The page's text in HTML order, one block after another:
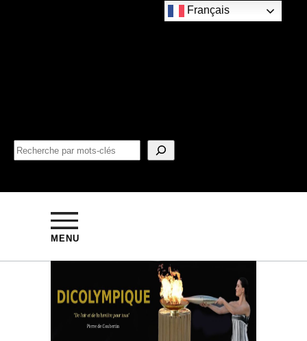
MENU
ROBIN Daniel
(1943 – 2018)
Français